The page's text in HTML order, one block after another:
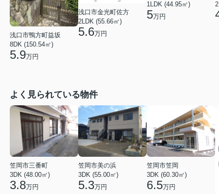
浅口市鴨方町益坂
8DK (150.54㎡)
5.9万円
浅口市金光町佐方
2LDK (55.66㎡)
5.6万円
1LDK (44.95㎡)
5万円
よく見られている物件
笠岡市三番町
3DK (48.00㎡)
3.8万円
笠岡市美の浜
3DK (55.00㎡)
5.3万円
笠岡市笠岡
3DK (60.30㎡)
6.5万円